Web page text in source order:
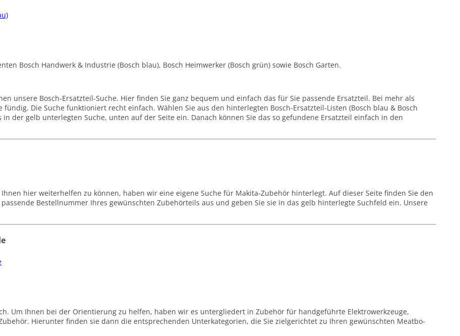
Bosch Handwerk & Industrie (Bosch blau), Bosch Heimwerker (Bosch grün) sowie Bosch Garten.
unsere Bosch-Ersatzteil-Suche. Hier finden Sie ganz bequem und einfach das für Sie passende Ersatzteil. Bei mehr als
fündig. Die Suche funktioniert recht einfach. Wählen Sie aus den hinterlegten Bosch-Ersatzteil-Listen (Bosch blau & Bosch
der gelb unterlegten Suche, unten auf der Seite ein. Danach können Sie das so gefundene Ersatzteil einfach in den
hier weiterhelfen zu können, haben wir eine eigene Suche für Makita-Zubehör hinterlegt. Auf dieser Seite finden Sie den
Bestellnummer Ihres gewünschten Zubehörteils aus und geben Sie sie in das gelb hinterlegte Suchfeld ein. Unsere
Um Ihnen bei der Orientierung zu helfen, haben wir es untergliedert in Zubehör für handgeführte Elektrowerkzeuge,
Hierunter finden sie dann die entsprechenden Unterkategorien, die Sie zielgerichtet zu Ihren gewünschten Meatbo-